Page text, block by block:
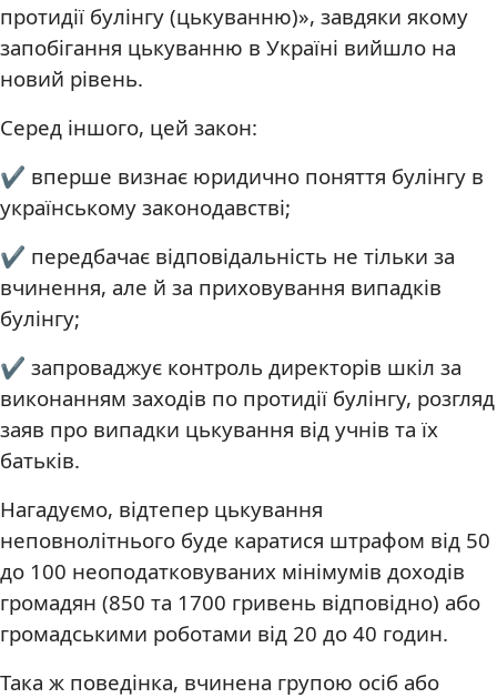
протидії булінгу (цькуванню)», завдяки якому
запобігання цькуванню в Україні вийшло на
новий рівень.
Серед іншого, цей закон:
✔ вперше визнає юридично поняття булінгу в
українському законодавстві;
✔ передбачає відповідальність не тільки за
вчинення, але й за приховування випадків
булінгу;
✔ запроваджує контроль директорів шкіл за
виконанням заходів по протидії булінгу, розгляд
заяв про випадки цькування від учнів та їх
батьків.
Нагадуємо, відтепер цькування
неповнолітнього буде каратися штрафом від 50
до 100 неоподатковуваних мінімумів доходів
громадян (850 та 1700 гривень відповідно) або
громадськими роботами від 20 до 40 годин.
Така ж поведінка, вчинена групою осіб або